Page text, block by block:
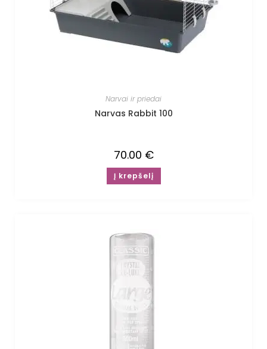
Narvai ir priedai
Narvas Rabbit 100
70.00 €
Į krepšelį